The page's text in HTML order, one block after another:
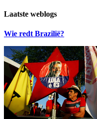
Laatste weblogs
Wie redt Brazilië?